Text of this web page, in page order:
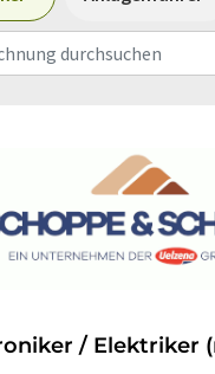
durchsuchen
/ Elektriker